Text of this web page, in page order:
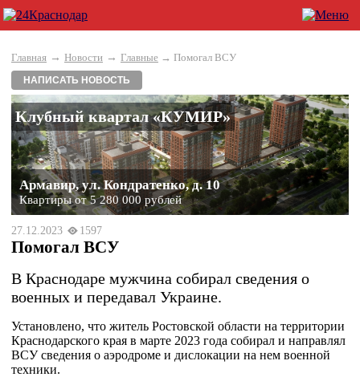
Главная → Новости → Главные → Помогал ВСУ
НАПИСАТЬ НОВОСТЬ
Клубный квартал «КУМИР»
Армавир, ул. Кондратенко, д. 10
Квартиры от 5 280 000 рублей
27.12.2023 1597
Помогал ВСУ
В Краснодаре мужчина собирал сведения о
военных и передавал Украине.
Установлено, что житель Ростовской области на территории
Краснодарского края в марте 2023 года собирал и направлял
ВСУ сведения о аэродроме и дислокации на нем военной
техники.